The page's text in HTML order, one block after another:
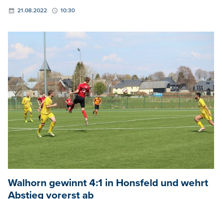
21.08.2022 10:30
Walhorn gewinnt 4:1 in Honsfeld und wehrt
Abstieg vorerst ab